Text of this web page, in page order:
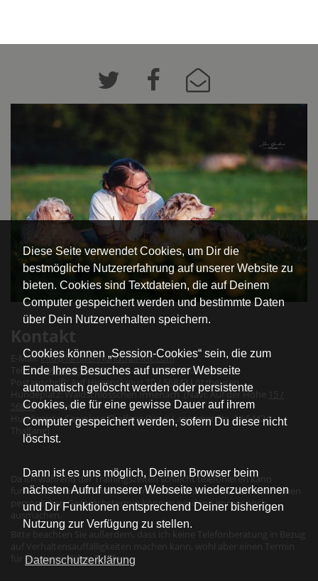
Diese Seite verwendet Cookies, um Dir die
bestmögliche Nutzererfahrung auf unserer Website zu
bieten. Cookies sind Textdateien, die auf Deinem
Computer gespeichert werden und bestimmte Daten
über Dein Nutzerverhalten speichern.
Cookies können „Session-Cookies“ sein, die zum
Ende Ihres Besuches auf unserer Webseite
automatisch gelöscht werden oder persistente
Cookies, die für eine gewisse Dauer auf ihrem
Computer gespeichert werden, sofern Du diese nicht
löschst.
Dann ist es uns möglich, Deinen Browser beim
nächsten Aufruf unserer Webseite wiederzuerkennen
und Dir Funktionen entsprechend Deiner bisherigen
Nutzung zur Verfügung zu stellen.
Datenschutzerklärung
Kontakt
E-Mail:info@familienhundtraining.com
Telefon:06543 818 1888(Mo - Do 10:00- 12:00 Uhr)
Postanschrift: Auf Hierenskreuz10 / 56843Lötzbeuren
Hundeplatz: Waldschlösschen Irmenach (Navi: Auf der Höhe
15 /
56843Irmenach)
Hundeplatz: Caniplace Thalfang (Navi: Langemer Str. 2 / 54424
Thalfang)
Da ich während der Trainingszeiten schlecht telefonieren kann
funktioniert eine schriftliche Kontaktaufnahme meist schneller: einen
persönlichen Gesprächstermin können wir dann immer noch
ausmachen.
Bitte beachten Sie außerdem, dass ich keine Telefonberatung in Bezug
auf Verhaltensauffälligkeiten machen kann, wohl aber einen Termin
für ein persönliches Treffen.